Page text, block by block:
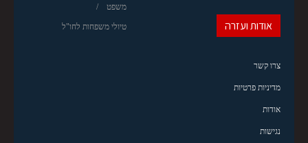
משפט
טיולי משפחות לחו"ל אודות ועזרה
צרו קשר
מדיניות פרטיות
אודות
נגישות